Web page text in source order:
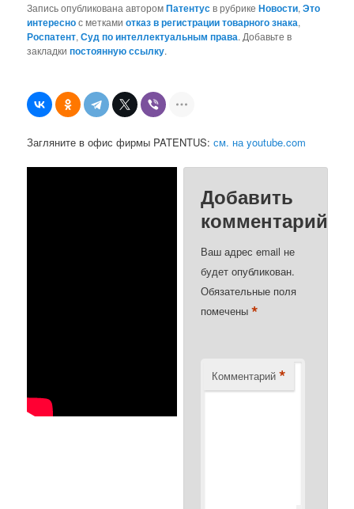
Запись опубликована авторомПатентусв рубрикеНовости,Это
интереснос меткамиотказ в регистрации товарного знака,
Роспатент,Суд по интеллектуальным права. Добавьте в
закладкипостоянную ссылку.
Загляните в офис фирмы PATENTUS:см. на youtube.com
Добавить
комментарий
Ваш адрес email не
будет опубликован.
Обязательные поля
помечены*
Комментарий *